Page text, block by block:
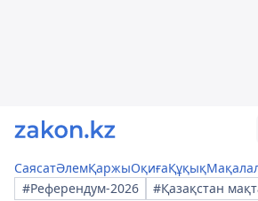
СаясатӘлемҚаржыОқиғаҚұқық
#Референдум-2026
#Қазақстан